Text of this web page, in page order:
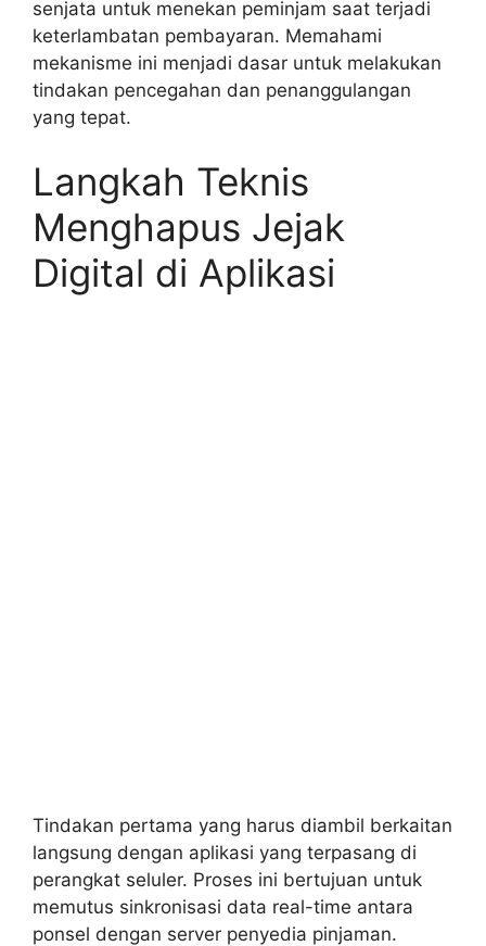
senjata untuk menekan peminjam saat terjadi
keterlambatan pembayaran. Memahami
mekanisme ini menjadi dasar untuk melakukan
tindakan pencegahan dan penanggulangan
yang tepat.
Langkah Teknis
Menghapus Jejak
Digital di Aplikasi
Tindakan pertama yang harus diambil berkaitan
langsung dengan aplikasi yang terpasang di
perangkat seluler. Proses ini bertujuan untuk
memutus sinkronisasi data real-time antara
ponsel dengan server penyedia pinjaman.